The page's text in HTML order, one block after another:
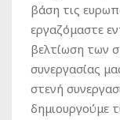
βάση τις
εργαζόμαστε
βελτίωση των
συνεργασίας
στενή
δημιουργούμε